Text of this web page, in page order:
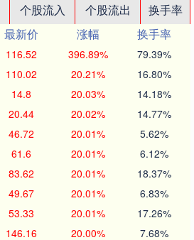
个股流入 个股流出
换手率
最新价 涨幅
换手率
116.52 396.89% 79.39%
110.02 20.21% 16.80%
14.8 20.03% 14.18%
20.44 20.02% 14.77%
46.72 20.01% 5.62%
61.6 20.01% 6.12%
83.62 20.01% 18.37%
49.67 20.01% 6.83%
53.33 20.01% 17.26%
146.16 20.00% 7.68%